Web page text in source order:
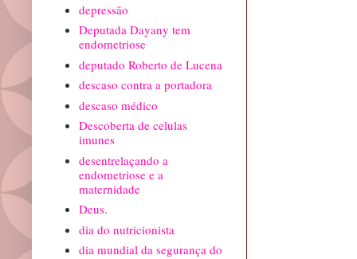
depressão
Deputada Dayany tem
endometriose
deputado Roberto de Lucena
descaso contra a portadora
descaso médico
Descoberta de celulas
imunes
desentrelaçando a
endometriose e a
maternidade
Deus.
dia do nutricionista
dia mundial da segurança do